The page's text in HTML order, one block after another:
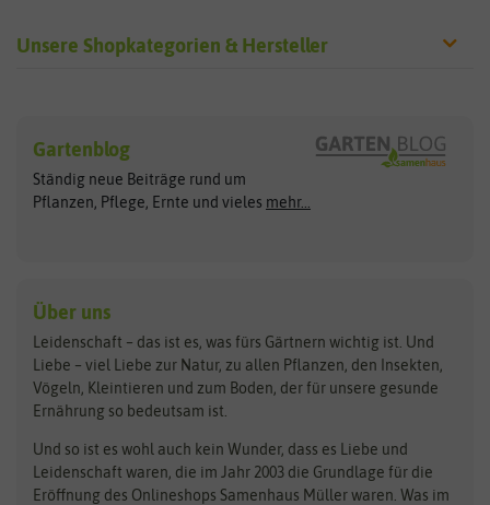
Unsere Shopkategorien & Hersteller
Exotische Samen
Gemüsesamen
Gründünger
Kräutersamen
Obstsamen
Pilzbrut
Rasensamen
Steckzwiebeln
Zimmer & Kübelpflanzen
Kataloge
Schnäppchen
Arche Noah
ASB Greenworld
Benary
Bingenheimer Saatgut
Bionana
BIOWOL
Blumicorn
Clever Pots
COMPO
Dürr-Samen
Feldsaaten Freudenberger
Fertil
Gartenblog
Ständig neue Beiträge rund um
Pflanzen, Pflege, Ernte und vieles mehr...
Über uns
Leidenschaft – das ist es, was fürs Gärtnern wichtig ist. Und
Liebe – viel Liebe zur Natur, zu allen Pflanzen, den Insekten,
Vögeln, Kleintieren und zum Boden, der für unsere gesunde
Ernährung so bedeutsam ist.
Und so ist es wohl auch kein Wunder, dass es Liebe und
Leidenschaft waren, die im Jahr 2003 die Grundlage für die
Eröffnung des Onlineshops Samenhaus Müller waren. Was im